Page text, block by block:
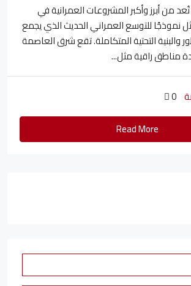
من أبرز وأكبر المشروعات العمرانية في
نموذجًا للتوسع العمراني الحديث الذي يجمع
والبنية التحتية المتكاملة. تقع شرق العاصمة
مناطق راقية مثل...
0
Read More